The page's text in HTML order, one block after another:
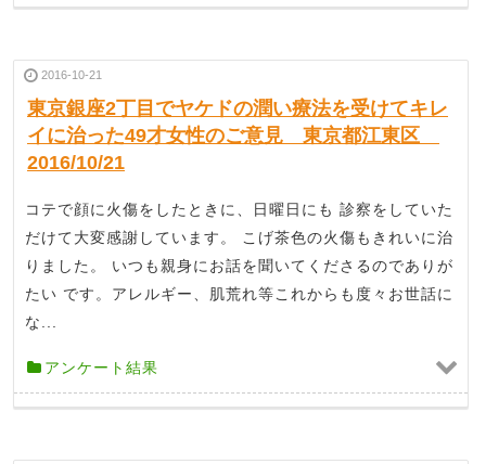
2016-10-21
東京銀座2丁目でヤケドの潤い療法を受けてキレ
イに治った49才女性のご意見 東京都江東区
2016/10/21
コテで顔に火傷をしたときに、日曜日にも 診察をしていた
だけて大変感謝しています。 こげ茶色の火傷もきれいに治
りました。 いつも親身にお話を聞いてくださるのでありが
たい です。アレルギー、肌荒れ等これからも度々お世話に
な...
アンケート結果